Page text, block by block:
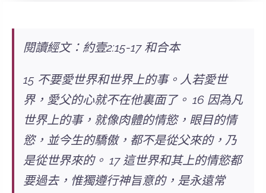
閱讀經文：約壹2:15-17 和合本
15 不要愛世界和世界上的事。人若愛世
界，愛父的心就不在他裏面了。 16 因為凡
世界上的事，就像肉體的情慾，眼目的情
慾，並今生的驕傲，都不是從父來的，乃
是從世界來的。 17 這世界和其上的情慾都
要過去，惟獨遵行神旨意的，是永遠常